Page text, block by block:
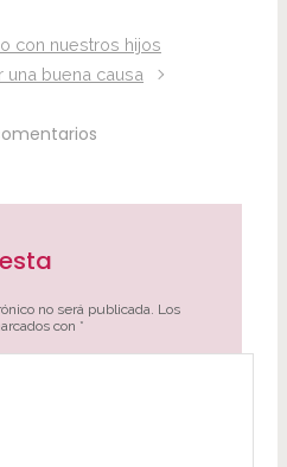
con nuestros hijos
una buena causa
no será publicada. Los
con *